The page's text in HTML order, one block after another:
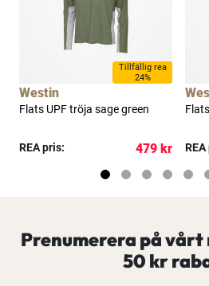
Tillfällig rea
24%
Westin
Flats UPF tröja sage green
REA pris: 479 kr
Prenumerera på vårt
50 kr